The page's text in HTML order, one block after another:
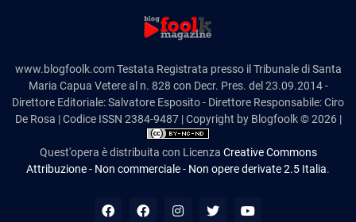
www.blogfoolk.com Testata Registrata presso il Tribunale di Santa
Maria Capua Vetere al n. 828 con Decr. Pres. del 23.09.2014 -
Direttore Editoriale: Salvatore Esposito - Direttore Responsabile: Ciro
De Rosa | Codice ISSN 2384-9487 | Copyright by Blogfoolk © 2026 |
Quest'opera è distribuita con Licenza Creative Commons
Attribuzione - Non commerciale - Non opere derivate 2.5 Italia.